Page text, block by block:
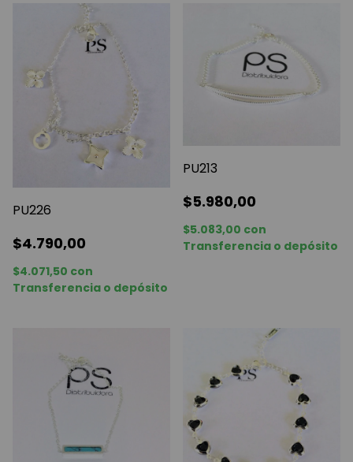
PU226
$4.790,00
$4.071,50 con
Transferencia o depósito
PU213
$5.980,00
$5.083,00 con
Transferencia o depósito